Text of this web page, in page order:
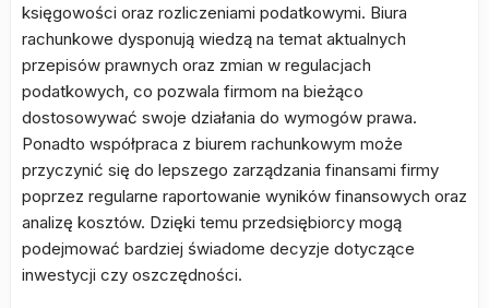
księgowości oraz rozliczeniami podatkowymi. Biura
rachunkowe dysponują wiedzą na temat aktualnych
przepisów prawnych oraz zmian w regulacjach
podatkowych, co pozwala firmom na bieżąco
dostosowywać swoje działania do wymogów prawa.
Ponadto współpraca z biurem rachunkowym może
przyczynić się do lepszego zarządzania finansami firmy
poprzez regularne raportowanie wyników finansowych oraz
analizę kosztów. Dzięki temu przedsiębiorcy mogą
podejmować bardziej świadome decyzje dotyczące
inwestycji czy oszczędności.